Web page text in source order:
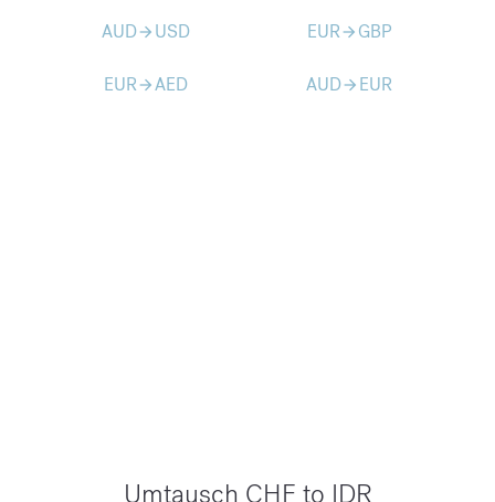
AUDarrow_forward USD EURarrow_forward GBP
EURarrow_forwardAED AUDarrow_forward EUR
Umtausch CHF to IDR